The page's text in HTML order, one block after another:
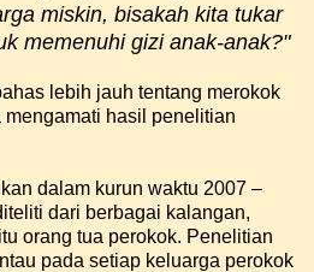
miskin, bisakah kita tukar
memenuhi gizi anak-anak?"
lebih jauh tentang merokok
hasil penelitian
dalam kurun waktu 2007 –
dari berbagai kalangan,
orang tua perokok. Penelitian
pada setiap keluarga perokok